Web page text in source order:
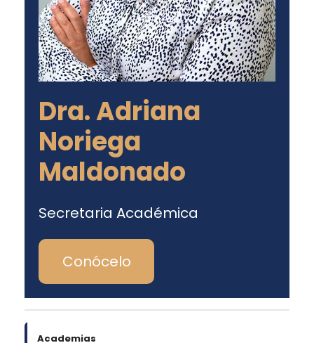
Dra. Adriana
Noriega
Maldonado
Secretaria Académica
Conócelo
Academias